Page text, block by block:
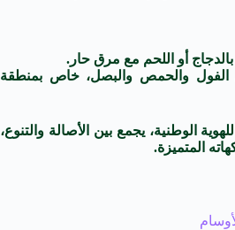
أو اللحم مع مرق حار.
والحمص والبصل، خاص بمنطقة
الوطنية، يجمع بين الأصالة والتنوع،
المتميزة.